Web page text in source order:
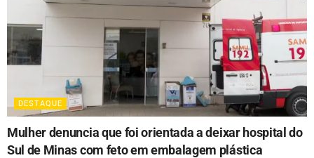
DESTAQUE
Mulher denuncia que foi orientada a deixar hospital do
Sul de Minas com feto em embalagem plástica